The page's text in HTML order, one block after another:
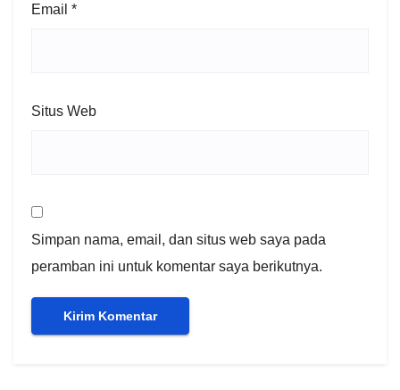
Email *
Situs Web
Simpan nama, email, dan situs web saya pada
peramban ini untuk komentar saya berikutnya.